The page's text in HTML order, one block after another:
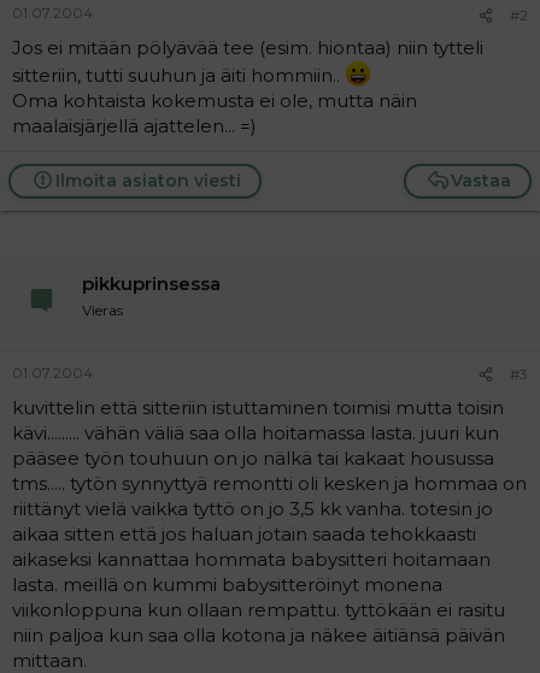
01.07.2004 #2
Jos ei mitään pölyävää tee (esim. hiontaa) niin tytteli
sitteriin, tutti suuhun ja äiti hommiin..
Oma kohtaista kokemusta ei ole, mutta näin
maalaisjärjellä ajattelen... =)
Vastaa
Ilmoita asiaton viesti
pikkuprinsessa
Vieras
01.07.2004 #3
kuvittelin että sitteriin istuttaminen toimisi mutta toisin
kävi......... vähän väliä saa olla hoitamassa lasta. juuri kun
pääsee työn touhuun on jo nälkä tai kakaat housussa
tms..... tytön synnyttyä remontti oli kesken ja hommaa on
riittänyt vielä vaikka tyttö on jo 3,5 kk vanha. totesin jo
aikaa sitten että jos haluan jotain saada tehokkaasti
aikaseksi kannattaa hommata babysitteri hoitamaan
lasta. meillä on kummi babysitteröinyt monena
viikonloppuna kun ollaan rempattu. tyttökään ei rasitu
niin paljoa kun saa olla kotona ja näkee äitiänsä päivän
mittaan.